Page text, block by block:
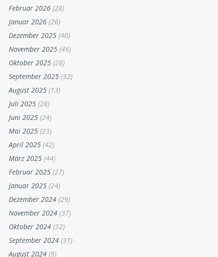
Februar 2026 (28)
Januar 2026 (26)
Dezember 2025 (40)
November 2025 (46)
Oktober 2025 (28)
September 2025 (32)
August 2025 (13)
Juli 2025 (28)
Juni 2025 (24)
Mai 2025 (23)
April 2025 (42)
März 2025 (44)
Februar 2025 (27)
Januar 2025 (24)
Dezember 2024 (29)
November 2024 (37)
Oktober 2024 (32)
September 2024 (31)
August 2024 (9)